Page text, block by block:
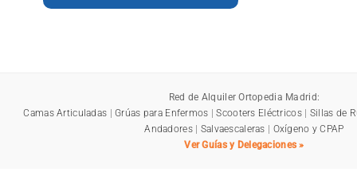
Red de Alquiler Ortopedia Madrid:
Camas Articuladas |Grúas para Enfermos |Scooters Eléctricos| Sillas de
Andadores| Salvaescaleras | Oxígeno y CPAP
Ver Guías y Delegaciones »